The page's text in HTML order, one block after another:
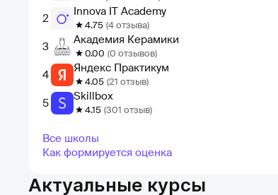
2 Innova IT Academy
4.75 (4 отзыва)
3 Академия Керамики
0.00 (0 отзывов)
4 Яндекс Практикум
4.05 (21 отзыв)
5 Skillbox
4.15 (301 отзыв)
Все школы
Как формируется оценка
Актуальные курсы